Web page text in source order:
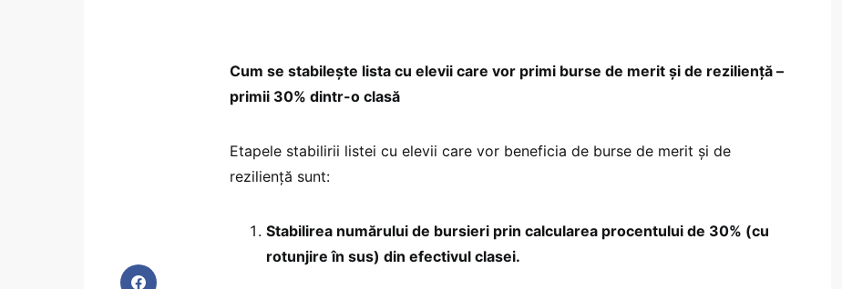
Cum se stabilește lista cu elevii care vor primi burse de merit și de reziliență –
primii 30% dintr-o clasă
Etapele stabilirii listei cu elevii care vor beneficia de burse de merit și de
reziliență sunt:
Stabilirea numărului de bursieri prin calcularea procentului de 30% (cu
rotunjire în sus) din efectivul clasei.